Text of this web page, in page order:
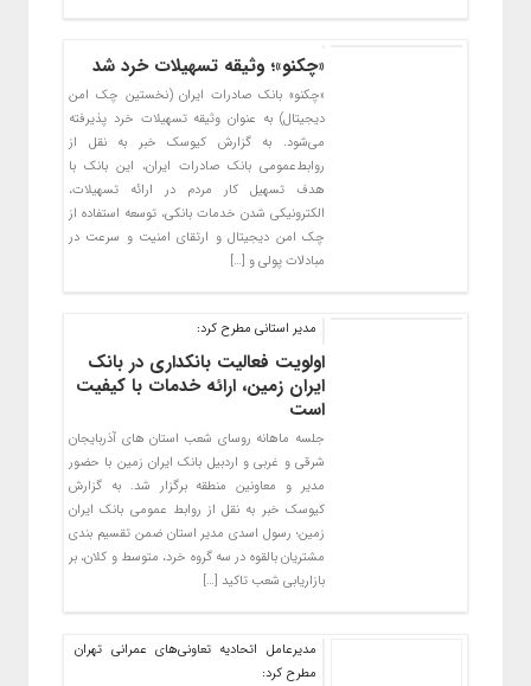
«چکنو»؛ وثیقه تسهیلات خرد شد
«چکنو» بانک صادرات ایران (نخستین چک امن
دیجیتال) به عنوان وثیقه تسهیلات خرد پذیرفته
می‌شود. به گزارش کیوسک خبر به نقل از
روابط‌عمومی بانک صادرات ایران، این بانک با
هدف تسهیل کار مردم در ارائه تسهیلات،
الکترونیکی شدن خدمات بانکی، توسعه استفاده از
چک امن دیجیتال و ارتقای امنیت و سرعت در
مبادلات پولی و […]
مدیر استانی مطرح کرد:
اولویت فعالیت بانکداری در بانک
ایران زمین، ارائه خدمات با کیفیت
است
جلسه ماهانه روسای شعب استان های آذربایجان
شرقی و غربی و اردبیل بانک ایران زمین با حضور
مدیر و معاونین منطقه برگزار شد. به گزارش
کیوسک خبر به نقل از روابط عمومی بانک ایران
زمین؛ رسول اسدی مدیر استان ضمن تقسیم بندی
مشتریان بالقوه در سه گروه خرد، متوسط و کلان، بر
بازاریابی شعب تاکید […]
مدیرعامل اتحادیه تعاونی‌های عمرانی تهران
مطرح کرد: